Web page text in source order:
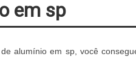
em sp
alumínio em sp, você